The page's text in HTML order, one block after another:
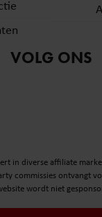
cookies als u
VOLG ONS
in diverse affiliate
commissies ontvangt
wordt niet